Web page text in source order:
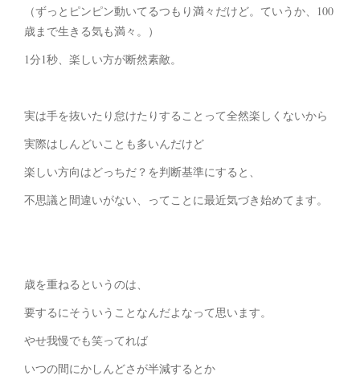
（ずっとピンピン動いてるつもり満々だけど。ていうか、100
歳まで生きる気も満々。）
1分1秒、楽しい方が断然素敵。
実は手を抜いたり怠けたりすることって全然楽しくないから
実際はしんどいことも多いんだけど
楽しい方向はどっちだ？を判断基準にすると、
不思議と間違いがない、ってことに最近気づき始めてます。
歳を重ねるというのは、
要するにそういうことなんだよなって思います。
やせ我慢でも笑ってれば
いつの間にかしんどさが半減するとか